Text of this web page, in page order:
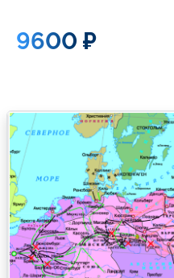
9600 ₽